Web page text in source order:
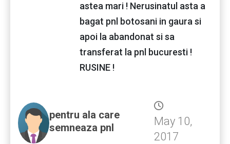
astea mari ! Nerusinatul asta a
bagat pnl botosani in gaura si
apoi la abandonat si sa
transferat la pnl bucuresti !
RUSINE !
pentru ala care
semneaza pnl
May 10,
2017